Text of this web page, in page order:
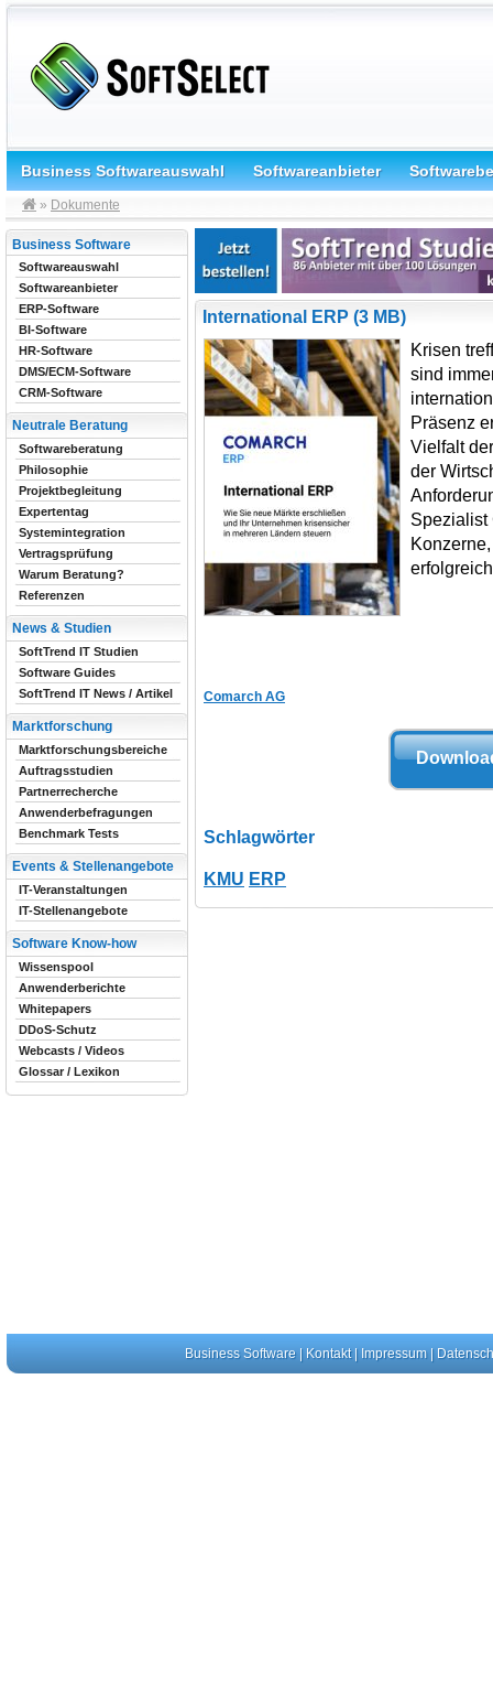
Business Softwareauswahl Softwareanbieter
» Dokumente
International ERP (3 MB)
Krisen
sind
Präsenz
Vielfalt
der
Spezialist
Comarch AG
Schlagwörter
KMU ERP
Business Software
Softwareauswahl
Softwareanbieter
ERP-Software
BI-Software
HR-Software
DMS/ECM-Software
CRM-Software
Neutrale Beratung
Softwareberatung
Philosophie
Projektbegleitung
Expertentag
Systemintegration
Vertragsprüfung
Warum Beratung?
Referenzen
News & Studien
SoftTrend IT Studien
Software Guides
SoftTrend IT News / Artikel
Marktforschung
Marktforschungsbereiche
Auftragsstudien
Partnerrecherche
Anwenderbefragungen
Benchmark Tests
Events & Stellenangebote
IT-Veranstaltungen
IT-Stellenangebote
Software Know-how
Wissenspool
Anwenderberichte
Whitepapers
DDoS-Schutz
Webcasts / Videos
Glossar / Lexikon
Business Software| Kontakt| Impressum|